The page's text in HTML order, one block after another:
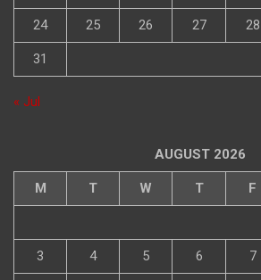
24 25 26 27 28
31
« Jul
AUGUST 2026
M T W T F
3 4 5 6 7